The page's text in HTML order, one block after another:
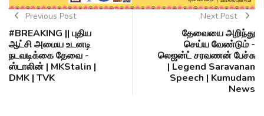
Previous Post
#BREAKING || புதிய
ஆட்சி அமைய உடனடி
நடவடிக்கை தேவை -
ஸ்டாலின் | MKStalin |
DMK | TVK
Next Post
தேவையை அறிந்து
செய்ய வேண்டும் -
லெஜன்ட் சரவணன் பேச்சு
| Legend Saravanan
Speech | Kumudam
News